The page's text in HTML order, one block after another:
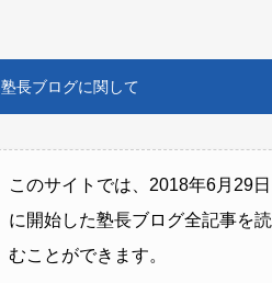
塾長ブログに関して
このサイトでは、2018年6月29日
に開始した塾長ブログ全記事を読
むことができます。